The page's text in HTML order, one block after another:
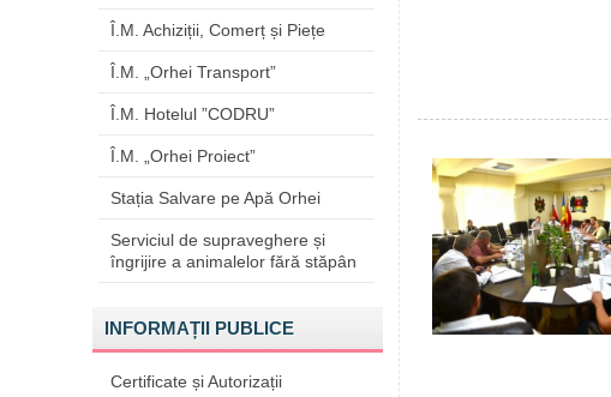
Î.M. Achiziții, Comerț și Piețe
Î.M. „Orhei Transport”
Î.M. Hotelul ”CODRU”
Î.M. „Orhei Proiect”
Stația Salvare pe Apă Orhei
Serviciul de supraveghere și
îngrijire a animalelor fără stăpân
INFORMAȚII PUBLICE
Certificate și Autorizații